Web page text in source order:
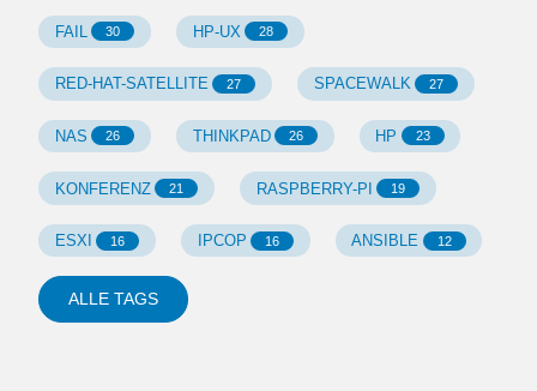
FAIL 30 HP-UX 28
RED-HAT-SATELLITE 27 SPACEWALK 27
NAS 26 THINKPAD 26 HP 23
KONFERENZ 21 RASPBERRY-PI 19
ESXI 16 IPCOP 16 ANSIBLE 12
ALLE TAGS